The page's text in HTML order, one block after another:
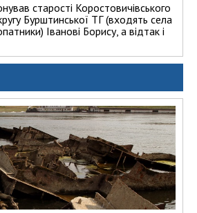
старості Коростовичівського
Бурштинської ТГ (входять села
Іванові Борису, а відтак і